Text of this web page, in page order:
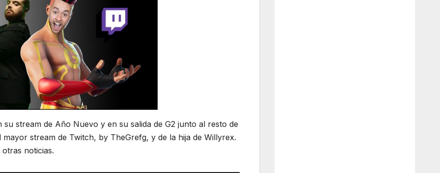
stream de Año Nuevo y en su salida de G2 junto al resto de
stream de Twitch, by TheGrefg, y de la hija de Willyrex.
noticias.